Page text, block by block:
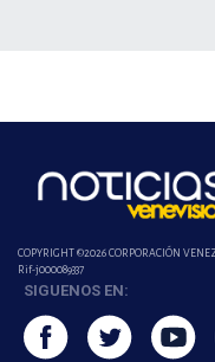
COPYRIGHT ©2026 CORPORACIÓN
Rif-j000089337
SIGUENOS EN: